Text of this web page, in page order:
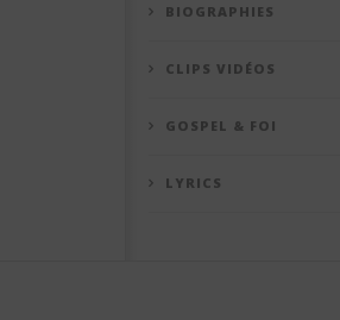
BIOGRAPHIES
CLIPS VIDÉOS
GOSPEL & FOI
LYRICS